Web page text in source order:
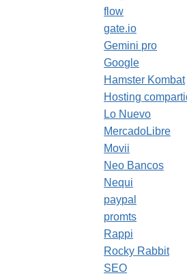
flow
gate.io
Gemini pro
Google
Hamster Kombat
Hosting
Lo Nuevo
MercadoLibre
Movii
Neo Bancos
Nequi
paypal
promts
Rappi
Rocky Rabbit
SEO